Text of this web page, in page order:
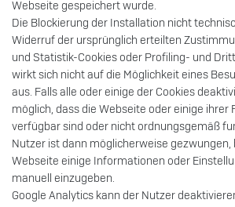
Webseite gespeichert wurde.
Die Blockierung der Installation nicht
Widerruf der ursprünglich erteilten
und Statistik-Cookies oder Profiling- und
wirkt sich nicht auf die Möglichkeit eines
aus. Falls alle oder einige der Cookies
möglich, dass die Webseite oder einige ihrer
verfügbar sind oder nicht ordnungsgemäß
Nutzer ist dann möglicherweise gezwungen,
Webseite einige Informationen oder
manuell einzugeben.
Google Analytics kann der Nutzer